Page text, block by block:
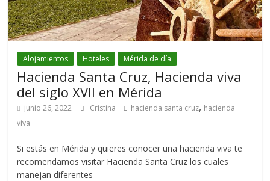
Alojamientos Hoteles Mérida de día
Hacienda Santa Cruz, Hacienda viva
del siglo XVII en Mérida
junio 26, 2022 Cristina hacienda santa cruz, hacienda
viva
Si estás en Mérida y quieres conocer una hacienda viva te
recomendamos visitar Hacienda Santa Cruz los cuales
manejan diferentes